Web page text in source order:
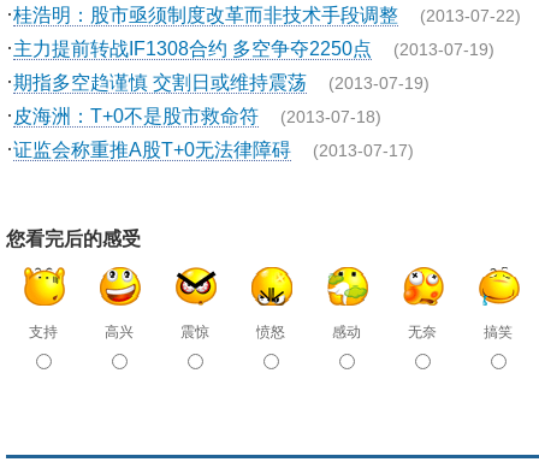
·桂浩明：股市亟须制度改革而非技术手段调整 (2013-07-22)
·主力提前转战IF1308合约 多空争夺2250点 (2013-07-19)
·期指多空趋谨慎 交割日或维持震荡 (2013-07-19)
· 皮海洲：T+0不是股市救命符 (2013-07-18)
·证监会称重推A股T+0无法律障碍 (2013-07-17)
您看完后的感受
支持 高兴 震惊 愤怒 感动 无奈 搞笑